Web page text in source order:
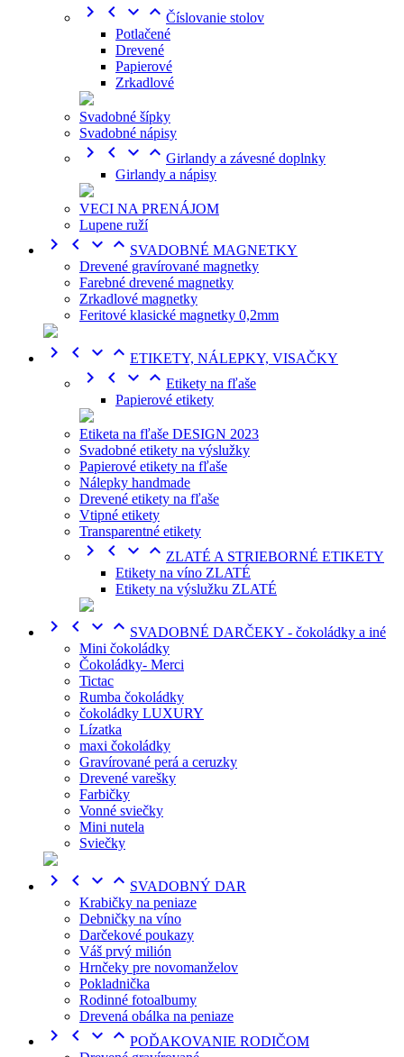
    Číslovanie stolov
Potlačené
Drevené
Papierové
Zrkadlové
Svadobné šípky
Svadobné nápisy
    Girlandy a závesné doplnky
Girlandy a nápisy
VECI NA PRENÁJOM
Lupene ruží
    SVADOBNÉ MAGNETKY
Drevené gravírované magnetky
Farebné drevené magnetky
Zrkadlové magnetky
Feritové klasické magnetky 0,2mm
    ETIKETY, NÁLEPKY, VISAČKY
    Etikety na fľaše
Papierové etikety
Etiketa na fľaše DESIGN 2023
Svadobné etikety na výslužky
Papierové etikety na fľaše
Nálepky handmade
Drevené etikety na fľaše
Vtipné etikety
Transparentné etikety
    ZLATÉ A STRIEBORNÉ ETIKETY
Etikety na víno ZLATÉ
Etikety na výslužku ZLATÉ
    SVADOBNÉ DARČEKY - čokoládky a iné
Mini čokoládky
Čokoládky- Merci
Tictac
Rumba čokoládky
čokoládky LUXURY
Lízatka
maxi čokoládky
Gravírované perá a ceruzky
Drevené varešky
Farbičky
Vonné sviečky
Mini nutela
Sviečky
    SVADOBNÝ DAR
Krabičky na peniaze
Debničky na víno
Darčekové poukazy
Váš prvý milión
Hrnčeky pre novomanželov
Pokladnička
Rodinné fotoalbumy
Drevená obálka na peniaze
    POĎAKOVANIE RODIČOM